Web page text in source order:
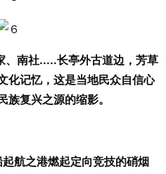
、南社.....长亭外古道边，芳草
化记忆，这是当地民众自信心
族复兴之源的缩影。
航之港燃起定向竞技的硝烟